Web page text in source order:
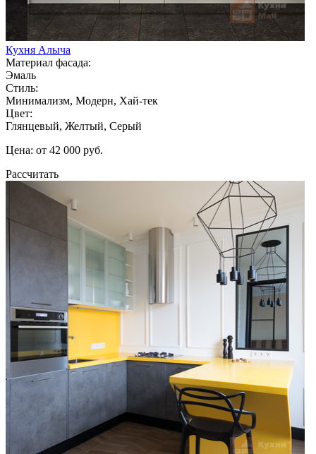
Кухня Алыча
Материал фасада:
Эмаль
Стиль:
Минимализм, Модерн, Хай-тек
Цвет:
Глянцевый, Желтый, Серый
Цена: от 42 000 руб.
Рассчитать